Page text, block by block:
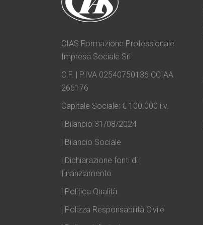
CIAS Formazione Professionale
Impresa Sociale Srl
C.F. | P.IVA 02540750136 CCIAA
266176
Capitale Sociale: € 100.000 i.v.
| Bilancio 31/08/2024
| Bilancio Sociale
| Dichiarazione fonti di
finanziamento
| Politica Qualità
| Polizza Responsabilità Civile